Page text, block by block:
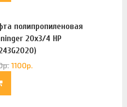
полипропиленовая
20х3/4 НР
р. 1100р.